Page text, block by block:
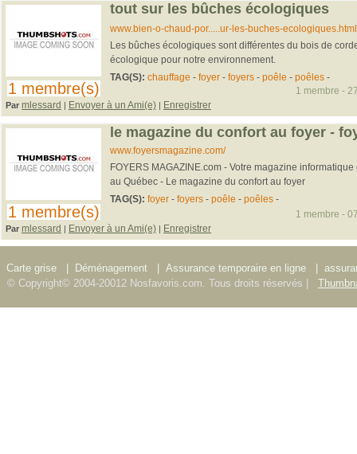
1 membre(s)
tout sur les bûches écologiques
www.bien-o-chaud-por.....ur-les-buches-ecologiques.html
Les bûches écologiques sont différentes du bois de
écologique pour notre environnement.
TAG(S): chauffage - foyer- foyers- poêle - poêles-
Par mlessard | Envoyer à un Ami(e) | Enregistrer
1 membre -
1 membre(s)
le magazine du confort au foyer -
www.foyersmagazine.com/
FOYERS MAGAZINE.com - Votre magazine
au Québec - Le magazine du confort au foyer
TAG(S): foyer- foyers- poêle - poêles-
Par mlessard | Envoyer à un Ami(e) | Enregistrer
1 membre -
Carte grise Déménagement Assurance temporaire en ligne
© Copyright© 2004-20012 Nosfavoris.com. Tous droits réservés |